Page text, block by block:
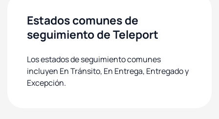
Estados comunes de
seguimiento de Teleport
Los estados de seguimiento comunes
incluyen En Tránsito, En Entrega, Entregado y
Excepción.